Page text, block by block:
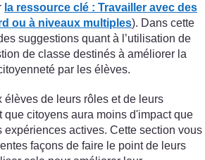
la ressource clé : Travailler avec des
ou à niveaux multiples). Dans cette
suggestions quant à l’utilisation de
de classe destinés à améliorer la
par les élèves.
élèves de leurs rôles et de leurs
que citoyens aura moins d'impact que
expériences actives. Cette section vous
façons de faire le point de leurs